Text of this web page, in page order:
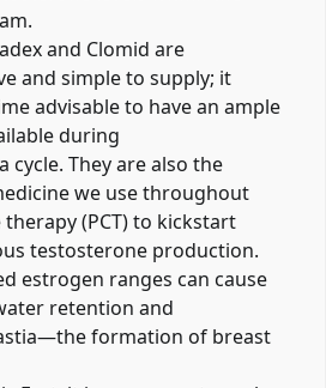
and Clomid are
and simple to supply; it
advisable to have an ample
during
cycle. They are also the
we use throughout
therapy (PCT) to kickstart
testosterone production.
estrogen ranges can cause
retention and
formation of breast